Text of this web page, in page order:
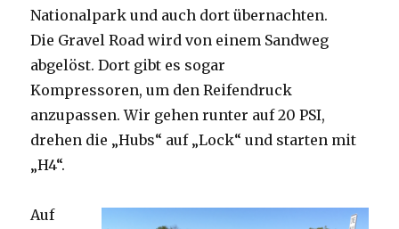
Nationalpark und auch dort übernachten.
Die Gravel Road wird von einem Sandweg
abgelöst. Dort gibt es sogar
Kompressoren, um den Reifendruck
anzupassen. Wir gehen runter auf 20 PSI,
drehen die „Hubs“ auf „Lock“ und starten mit
„H4“.
Auf